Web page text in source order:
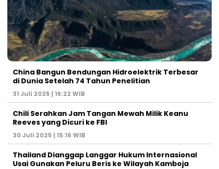
China Bangun Bendungan Hidroelektrik Terbesar
di Dunia Setelah 74 Tahun Penelitian
31 Juli 2025 | 16:22 WIB
Chili Serahkan Jam Tangan Mewah Milik Keanu
Reeves yang Dicuri ke FBI
30 Juli 2025 | 15:16 WIB
Thailand Dianggap Langgar Hukum Internasional
Usai Gunakan Peluru Beris ke Wilayah Kamboja